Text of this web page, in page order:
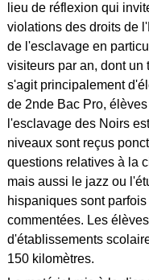
lieu de réflexion qui
violations des droits de
de l'esclavage en
visiteurs par an, dont un
s'agit principalement
de 2nde Bac Pro,
l'esclavage des Noirs
niveaux sont reçus
questions relatives à la
mais aussi le jazz ou
hispaniques sont
commentées. Les
d'établissements
150 kilomètres.